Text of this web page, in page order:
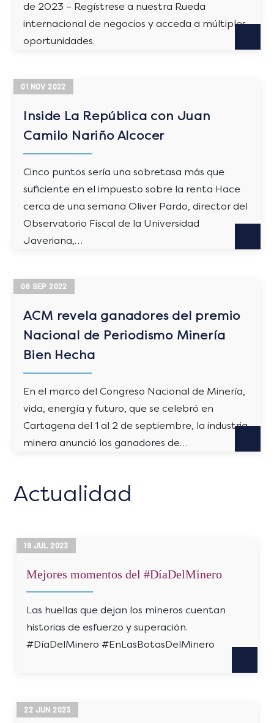
de 2023 – Regístrese a nuestra Rueda
internacional de negocios y acceda a múltiples
oportunidades.
Inside La República con Juan
Camilo Nariño Alcocer
Cinco puntos sería una sobretasa más que
suficiente en el impuesto sobre la renta Hace
cerca de una semana Oliver Pardo, director del
Observatorio Fiscal de la Universidad
Javeriana,…
01 NOV 2022
ACM revela ganadores del premio
Nacional de Periodismo Minería
Bien Hecha
En el marco del Congreso Nacional de Minería,
vida, energía y futuro, que se celebró en
Cartagena del 1 al 2 de septiembre, la industria
minera anunció los ganadores de…
06 SEP 2022
Actualidad
Mejores momentos del #DíaDelMinero
Las huellas que dejan los mineros cuentan
historias de esfuerzo y superación.
#DíaDelMinero #EnLasBotasDelMinero
19 JUL 2023
22 JUN 2023